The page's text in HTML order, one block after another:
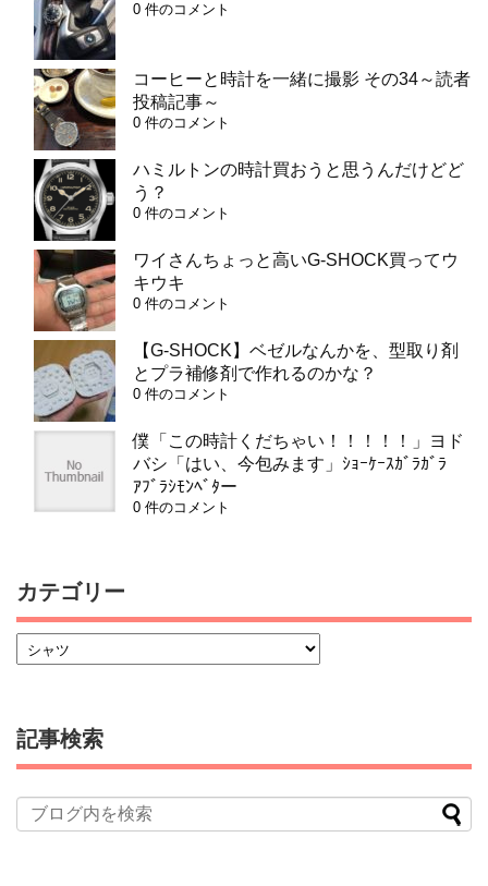
0 件のコメント
コーヒーと時計を一緒に撮影 その34～読者
投稿記事～
0 件のコメント
ハミルトンの時計買おうと思うんだけどど
う？
0 件のコメント
ワイさんちょっと高いG-SHOCK買ってウ
キウキ
0 件のコメント
【G-SHOCK】ベゼルなんかを、型取り剤
とプラ補修剤で作れるのかな？
0 件のコメント
僕「この時計くだちゃい！！！！！」ヨド
バシ「はい、今包みます」ｼｮｰｹｰｽｶﾞﾗｶﾞﾗ
ｱﾌﾞﾗｼﾓﾝﾍﾞﾀー
0 件のコメント
カテゴリー
記事検索